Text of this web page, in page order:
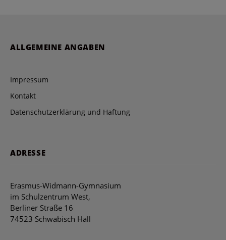
ALLGEMEINE ANGABEN
Impressum
Kontakt
Datenschutzerklärung und Haftung
ADRESSE
Erasmus-Widmann-Gymnasium
im Schulzentrum West,
Berliner Straße 16
74523 Schwäbisch Hall